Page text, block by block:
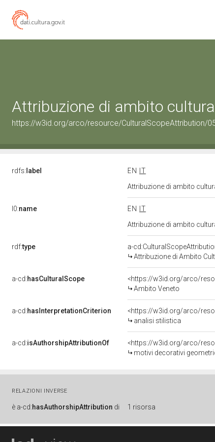
Attribuzione di ambito
https://w3id.org/arco/resource/CulturalScopeAttribution/
rdfs: label EN
IT
Attribuzione di ambito
l0:name EN
IT
Attribuzione di ambito
rdf:type
a-
Attribuzione di Ambito
a-cd:hasCulturalScope
<https://w3id.org/arco/
Ambito Veneto
a-cd:hasInterpretationCriterion
<https://w3id.org/arco/
analisi stilistica
a-cd:isAuthorshipAttributionOf
<https://w3id.org/arco/
motivi decorativi
RELAZIONI INVERSE
è a-cd:hasAuthorshipAttribution di 1 risorsa